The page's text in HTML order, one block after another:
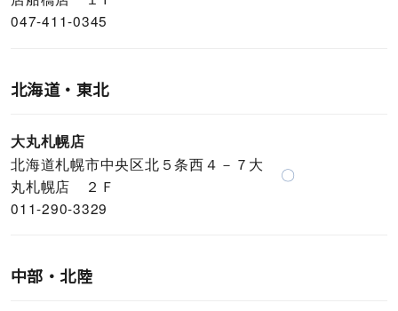
047-411-0345
北海道・東北
大丸札幌店
北海道札幌市中央区北５条西４－７大
丸札幌店 ２Ｆ
011-290-3329
〇
中部・北陸